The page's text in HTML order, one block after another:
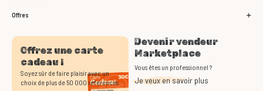
Offres
Offrez une carte
cadeau !
Soyez sûr de faire plaisir avec un
choix de plus de 50 000 références
Devenir vendeur
Marketplace
Vous êtes un professionnel ?
Je veux en savoir plus